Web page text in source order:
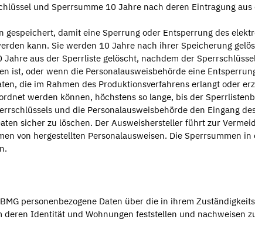
und Sperrsumme 10 Jahre nach deren Eintragung aus
damit eine Sperrung oder Entsperrung des
kann. Sie werden 10 Jahre nach ihrer Speicherung
aus der Sperrliste gelöscht, nachdem der
ist, oder wenn die Personalausweisbehörde eine
die im Rahmen des Produktionsverfahrens erlangt oder
werden können, höchstens so lange, bis der
und die Personalausweisbehörde den Eingang
sicher zu löschen. Der Ausweishersteller führt zur
von hergestellten Personalausweisen. Die Sperrsummen in
personenbezogene Daten über die in ihrem
deren Identität und Wohnungen feststellen und nachweisen